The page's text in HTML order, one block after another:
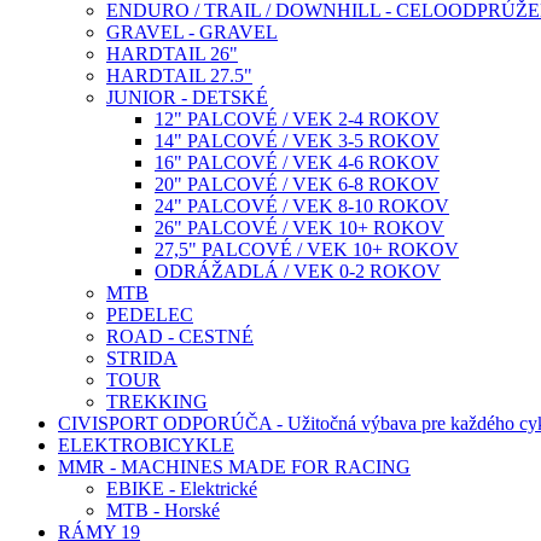
ENDURO / TRAIL / DOWNHILL -
GRAVEL - GRAVEL
HARDTAIL 26"
HARDTAIL 27.5"
JUNIOR - DETSKÉ
12" PALCOVÉ / VEK 2-4 ROKOV
14" PALCOVÉ / VEK 3-5 ROKOV
16" PALCOVÉ / VEK 4-6 ROKOV
20" PALCOVÉ / VEK 6-8 ROKOV
24" PALCOVÉ / VEK 8-10 ROKOV
26" PALCOVÉ / VEK 10+ ROKOV
27,5" PALCOVÉ / VEK 10+ ROKOV
ODRÁŽADLÁ / VEK 0-2 ROKOV
MTB
PEDELEC
ROAD - CESTNÉ
STRIDA
TOUR
TREKKING
CIVISPORT ODPORÚČA - Užitočná výbava pre každého
ELEKTROBICYKLE
MMR - MACHINES MADE FOR RACING
EBIKE - Elektrické
MTB - Horské
RÁMY 19